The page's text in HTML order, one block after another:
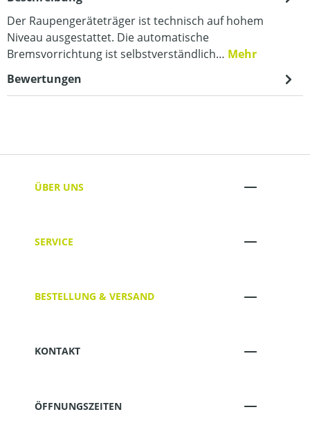
Der Raupengeräteträger ist technisch auf hohem
Niveau ausgestattet. Die automatische
Bremsvorrichtung ist selbstverständlich… Mehr
Bewertungen
ÜBER UNS
SERVICE
BESTELLUNG & VERSAND
KONTAKT
ÖFFNUNGSZEITEN